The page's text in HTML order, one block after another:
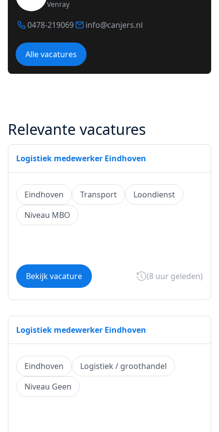
Venray
0478-219069 info@canjers.nl
Alle vacatures
Relevante vacatures
Logistiek medewerker Eindhoven
Eindhoven Transport
Loondienst
Niveau MBO
Bekijk vacature (8 uur geleden)
Logistiek medewerker Eindhoven
Eindhoven
Logistiek / groothandel
Niveau Geen